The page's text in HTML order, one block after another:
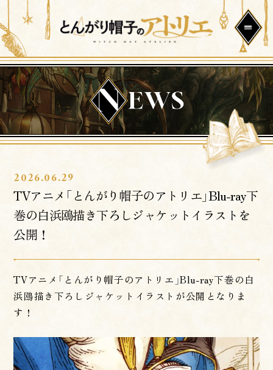
2026.06.29
TVアニメ「とんがり帽子のアトリエ」Blu-ray下
巻の白浜鴎描き下ろしジャケットイラストを
公開！
TVアニメ「とんがり帽子のアトリエ」Blu-ray下巻の白
浜鴎描き下ろしジャケットイラストが公開となりま
す！